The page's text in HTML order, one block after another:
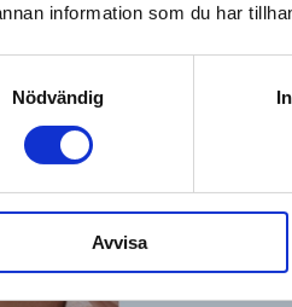
information som du har
Nödvändig
Avvisa